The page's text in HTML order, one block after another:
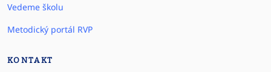
Vedeme školu
Metodický portál RVP
KONTAKT